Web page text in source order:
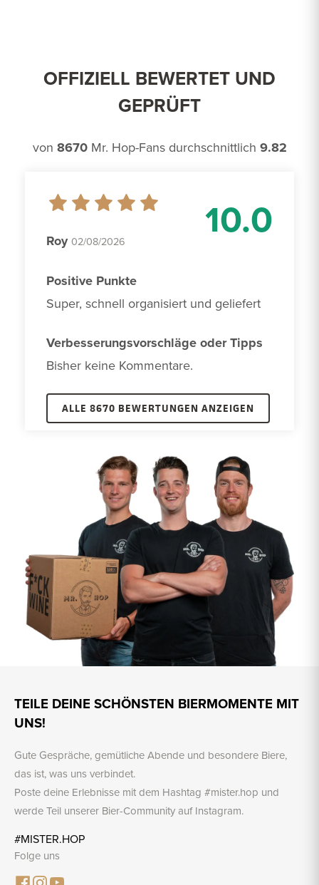
OFFIZIELL BEWERTET UND
GEPRÜFT
von 8670Mr. Hop-Fans durchschnittlich 9.82
10.0
Roy 02/08/2026
Positive Punkte
Super, schnell organisiert und geliefert
Verbesserungsvorschläge oder Tipps
Bisher keine Kommentare.
ALLE 8670 BEWERTUNGEN ANZEIGEN
TEILE DEINE SCHÖNSTEN BIERMOMENTE MIT
UNS!
Gute Gespräche, gemütliche Abende und besondere Biere,
das ist, was uns verbindet.
Poste deine Erlebnisse mit dem Hashtag #mister.hop und
werde Teil unserer Bier-Community auf Instagram.
#MISTER.HOP
Folge uns